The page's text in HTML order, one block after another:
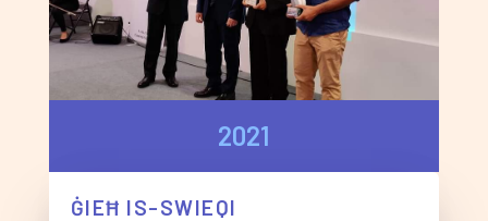
2021
ĠIEĦ IS-SWIEQI